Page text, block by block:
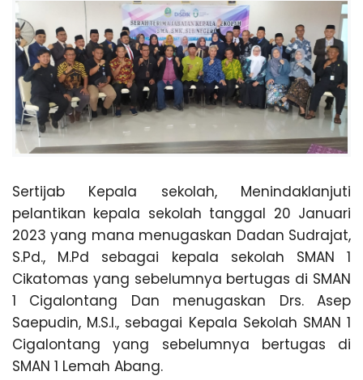
A
L
O
N
T
A
N
G
Sertijab Kepala sekolah, Menindaklanjuti
pelantikan kepala sekolah tanggal 20 Januari
2023 yang mana menugaskan Dadan Sudrajat,
S.Pd., M.Pd sebagai kepala sekolah SMAN 1
Cikatomas yang sebelumnya bertugas di SMAN
1 Cigalontang Dan menugaskan Drs. Asep
Saepudin, M.S.I., sebagai Kepala Sekolah SMAN 1
Cigalontang yang sebelumnya bertugas di
SMAN 1 Lemah Abang.